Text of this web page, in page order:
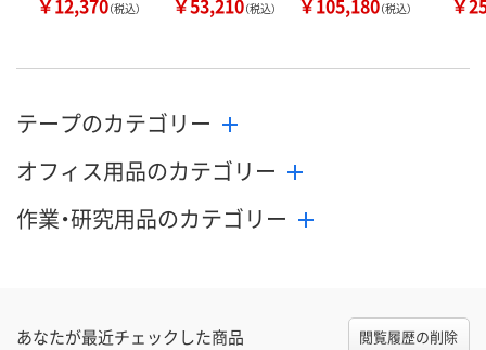
￥12,370（税込） ￥53,210（税込） ￥105,180（税込） ￥
テープのカテゴリー
オフィス用品のカテゴリー
作業・研究用品のカテゴリー
あなたが最近チェックした商品 閲覧履歴の削除